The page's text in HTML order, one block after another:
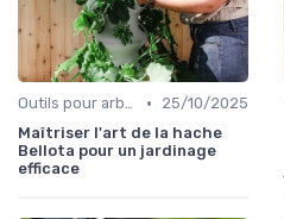
Outils pour arbres et arbustes •
25/10/2025
Maîtriser l'art de la hache
Bellota pour un jardinage
efficace